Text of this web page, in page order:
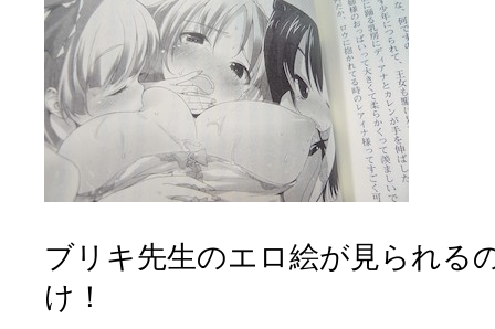
ブリキ先生のエロ絵が見られる
け！